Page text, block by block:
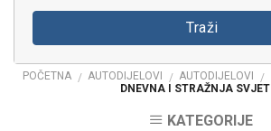
Traži
POČETNA / AUTODIJELOVI / AUTODIJELOVI /
DNEVNA I STRAŽNJA
KATEGORIJE